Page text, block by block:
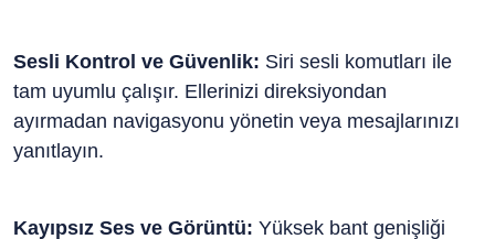
Sesli Kontrol ve Güvenlik: Siri sesli komutları ile
tam uyumlu çalışır. Ellerinizi direksiyondan
ayırmadan navigasyonu yönetin veya mesajlarınızı
yanıtlayın.
Kayıpsız Ses ve Görüntü: Yüksek bant genişliği